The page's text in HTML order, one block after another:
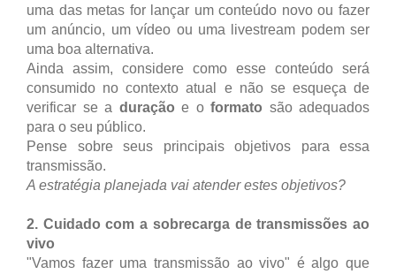
uma das metas for lançar um conteúdo novo ou fazer
um anúncio, um vídeo ou uma livestream podem ser
uma boa alternativa.
Ainda assim, considere como esse conteúdo será
consumido no contexto atual e não se esqueça de
verificar se a duração e o formato são adequados
para o seu público.
Pense sobre seus principais objetivos para essa
transmissão.
A estratégia planejada vai atender estes objetivos?
2. Cuidado com a sobrecarga de transmissões ao
vivo
"Vamos fazer uma transmissão ao vivo" é algo que